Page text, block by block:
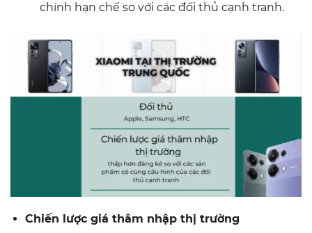
chính hạn chế so với các đối thủ cạnh tranh.
Chiến lược giá thâm nhập thị trường